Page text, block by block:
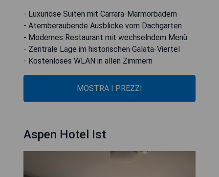
- Luxuriöse Suiten mit Carrara-Marmorbädern
- Atemberaubende Ausblicke vom Dachgarten
- Modernes Restaurant mit wechselndem Menü
- Zentrale Lage im historischen Galata-Viertel
- Kostenloses WLAN in allen Zimmern
MOSTRA I PREZZI
Aspen Hotel Ist